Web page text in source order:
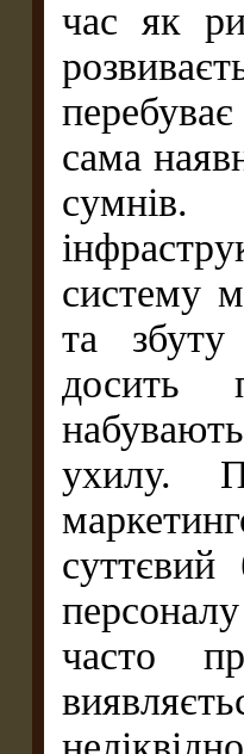
час як
сама
сумнів.
систему
та
досить
ухилу.
суттєвий
часто